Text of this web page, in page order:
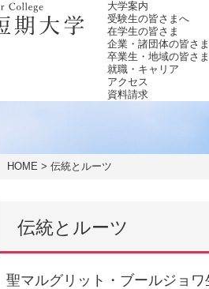
大学案内
受験生の皆さまへ
在学生の皆さま
企業・諸団体の皆さま
卒業生・地域の皆さま
就職・キャリア
アクセス
資料請求
HOME 伝統とルーツ
伝統とルーツ
聖マルグリット・ブールジョ